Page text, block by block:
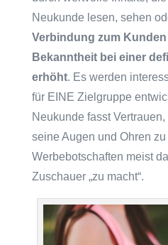
Neukunde lesen, sehen
Verbindung zum Kunden
Bekanntheit bei einer
erhöht. Es werden
für EINE Zielgruppe
Neukunde fasst
seine Augen und Ohren
Werbebotschaften meist
Zuschauer „zu macht“.